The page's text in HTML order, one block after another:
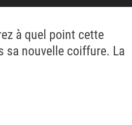
à quel point cette
sa nouvelle coiffure. La